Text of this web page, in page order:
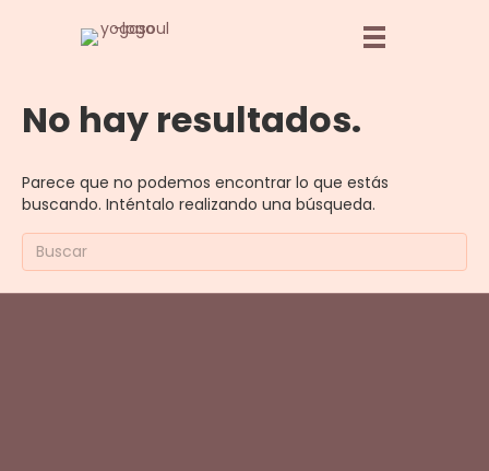
No hay resultados.
Parece que no podemos encontrar lo que estás
buscando. Inténtalo realizando una búsqueda.